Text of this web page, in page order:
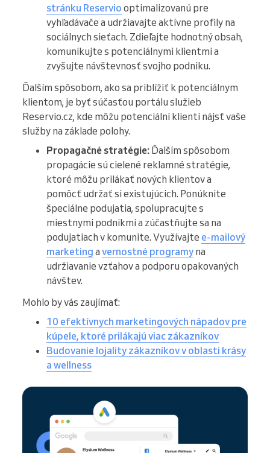
stránku Reservio optimalizovanú pre
vyhľadávače a udržiavajte aktívne profily na
sociálnych sieťach. Zdieľajte hodnotný obsah,
komunikujte s potenciálnymi klientmi a
zvyšujte návštevnosť svojho podniku.
Ďalším spôsobom, ako sa priblížiť k potenciálnym
klientom, je byť súčasťou portálu služieb
Reservio.cz, kde môžu potenciálni klienti nájsť vaše
služby na základe polohy.
Propagačné stratégie: Ďalším spôsobom
propagácie sú cielené reklamné stratégie,
ktoré môžu prilákať nových klientov a
pomôcť udržať si existujúcich. Ponúknite
špeciálne podujatia, spolupracujte s
miestnymi podnikmi a zúčastňujte sa na
podujatiach v komunite. Využívajte e-mailový
marketing a vernostné programy na
udržiavanie vzťahov a podporu opakovaných
návštev.
Mohlo by vás zaujímať:
10 efektívnych marketingových nápadov pre
kúpele, ktoré prilákajú viac zákazníkov
Budovanie lojality zákazníkov v oblasti krásy
a wellness